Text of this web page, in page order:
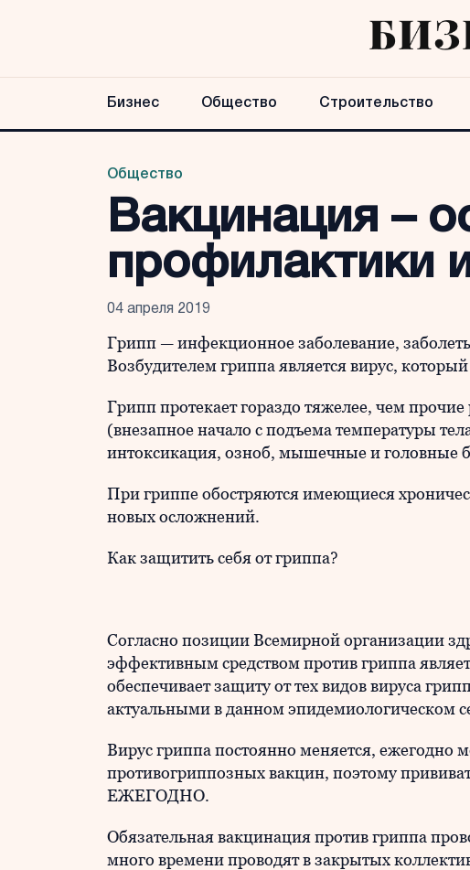
Бизнес Общество Строительство
Общество
Вакцинация –
профилактики
04 апреля 2019
Грипп — инфекционное заболевание,
Возбудителем гриппа является вирус,
Грипп протекает гораздо тяжелее, чем
(внезапное начало с подъема температуры
интоксикация, озноб, мышечные и головные
При гриппе обостряются имеющиеся
новых осложнений.
Как защитить себя от гриппа?
Согласно позиции Всемирной организации
эффективным средством против гриппа
обеспечивает защиту от тех видов вируса
актуальными в данном эпидемиологическом
Вирус гриппа постоянно меняется, ежегодно
противогриппозных вакцин, поэтому
ЕЖЕГОДНО.
Обязательная вакцинация против гриппа
много времени проводят в закрытых